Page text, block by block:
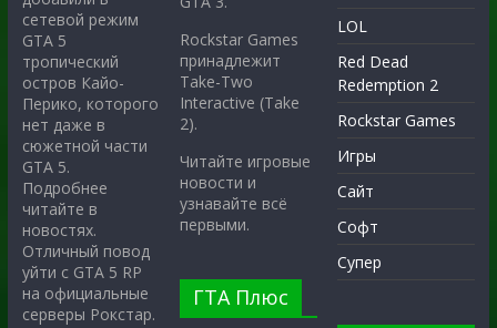
сетевой режим
GTA 5
тропический
остров Кайо-
Перико, которого
нет даже в
сюжетной части
GTA 5.
Подробнее
читайте в
новостях.
Отличный повод
уйти с GTA 5 RP
на официальные
серверы Рокстар.
Rockstar Games
принадлежит
Take-Two
Interactive (Take
2).
Читайте игровые
новости и
узнавайте всё
первыми.
ГТА Плюс
LOL
Red Dead
Redemption 2
Rockstar Games
Игры
Сайт
Софт
Супер